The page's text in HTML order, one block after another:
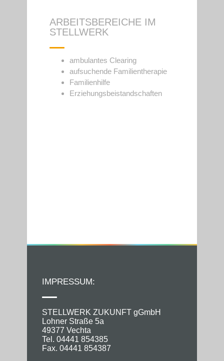
ARBEITSBEREICHE IM
STELLWERK
ambulantes Clearing
aufsuchende Familientherapie
Familienhilfe
Erziehungsbeistandschaften
IMPRESSUM:
STELLWERK ZUKUNFT gGmbH
Lohner Straße 5a
49377 Vechta
Tel. 04441 854385
Fax. 04441 854387